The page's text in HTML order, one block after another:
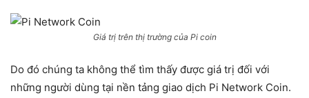
Giá trị trên thị trường của Pi coin
Do đó chúng ta không thể tìm thấy được giá trị đối với
những người dùng tại nền tảng giao dịch Pi Network Coin.